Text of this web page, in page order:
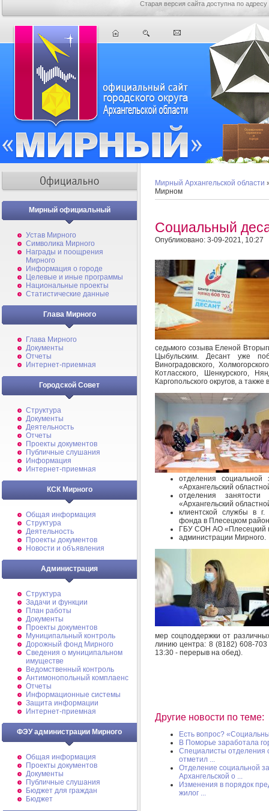
Старая версия сайта доступна по адресу
Мирный официальный
Устав Мирного
Символика Мирного
Награды и поощрения
Мирного
Информация о городе
Целевые и иные программы
Национальные проекты
Статистические данные
Глава Мирного
Глава Мирного
Документы
Отчеты
Интернет-приемная
Городской Совет
Структура
Документы
Деятельность
Отчеты
Проекты документов
Публичные слушания
Информация
Интернет-приемная
КСК Мирного
Общая информация
Структура
Деятельность
Проекты документов
Новости и объявления
Администрация
Структура
Задачи и функции
План работы
Документы
Проекты документов
Муниципальный контроль
Дорожный фонд Мирного
Cведения о муниципальном
имуществе
Ведомственный контроль
Антимонопольный комплаенс
Отчеты
Информационные системы
Защита информации
Интернет-приемная
ФЭУ администрации Мирного
Общая информация
Проекты документов
Документы
Публичные слушания
Бюджет для граждан
Бюджет
Мирный Архангельской области
Мирном
Социальный
Опубликовано: 3-09-2021, 10:27
седьмого созыва Еленой
Цыбульским. Десант уже
Виноградовского,
Котласского, Шенкурского,
Каргопольского округов, а
отделения
«Архангельский
отделения
«Архангельский
клиентской службы в
фонда в Плесецком
ГБУ СОН АО «Плесецкий
администрации Мирного.
мер соцподдержки от
линию центра: 8 (8182) 608-
13:30 - перерыв на обед).
Другие новости по теме:
Есть вопрос?
В Поморье заработала
Специалисты отделения
отметил ...
Отделение социальной
Архангельской о ...
Изменения в порядок
жилог ...